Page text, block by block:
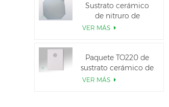
Sustrato cerámico
de nitruro de
aluminio de 12
VER MÁS
Paquete TO220 de
sustrato cerámico de
AlN
VER MÁS